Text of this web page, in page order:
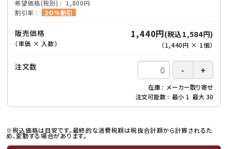
希望価格(税別)
1,800円
割引率
２０％割引
販売価格
（単価 × 入数）
1,440円(税込1,584円)
（1,440円 × 1個）
注文数
在庫
メーカー取り寄せ
注文可能数
最小 1 最大 30
※税込価格は目安です。最終的な消費税額は税抜合計額から計算されるた
め、変動する場合があります。